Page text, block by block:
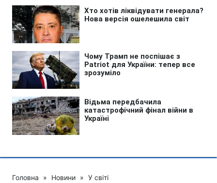
Головна » Новини » У світі